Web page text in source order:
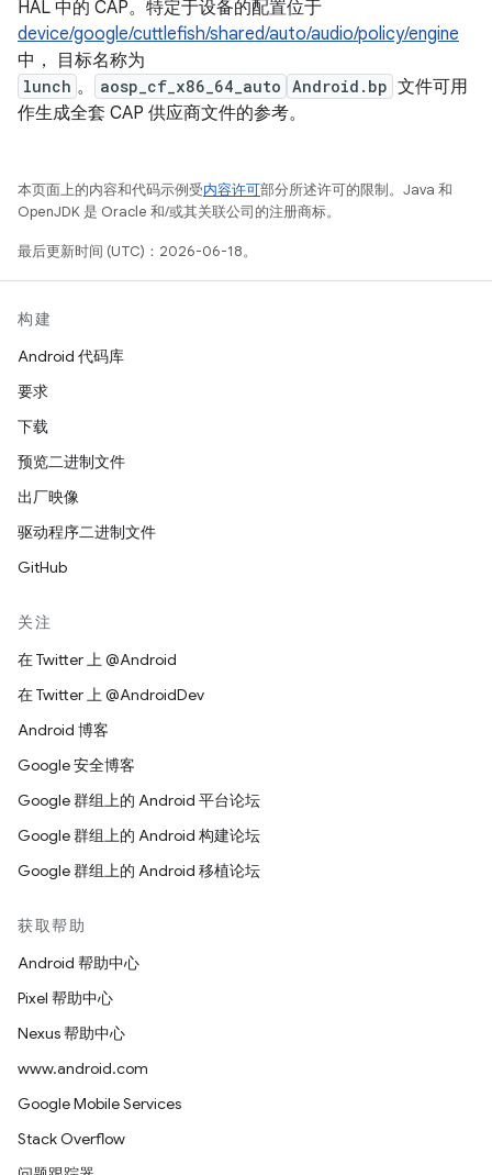
HAL 中的 CAP。特定于设备的配置位于
device/google/cuttlefish/shared/auto/audio/policy/engine
中， 目标名称为
lunch 。 aosp_cf_x86_64_auto Android.bp 文件可用
作生成全套 CAP 供应商文件的参考。
本页面上的内容和代码示例受内容许可部分所述许可的限制。Java 和
OpenJDK 是 Oracle 和/或其关联公司的注册商标。
最后更新时间 (UTC)：2026-06-18。
构建
Android 代码库
要求
下载
预览二进制文件
出厂映像
驱动程序二进制文件
GitHub
关注
在 Twitter 上 @Android
在 Twitter 上 @AndroidDev
Android 博客
Google 安全博客
Google 群组上的 Android 平台论坛
Google 群组上的 Android 构建论坛
Google 群组上的 Android 移植论坛
获取帮助
Android 帮助中心
Pixel 帮助中心
Nexus 帮助中心
www.android.com
Google Mobile Services
Stack Overflow